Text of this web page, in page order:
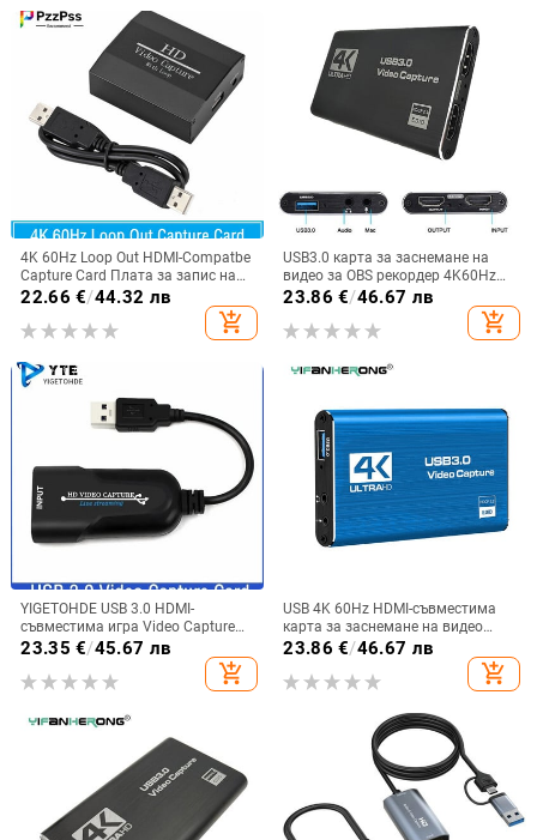
4K 60Hz Loop Out HDMI-Compatbe
Capture Card Плата за запис на
аудио и видео Поточно
предаване на живо USB 2.0
1080P Grabber за PS4 Game
22.66 €/44.32 лв
add_shopping_cart
USB3.0 карта за заснемане на
видео за OBS рекордер 4K60Hz
конвертор 30hz поддържа
проектор карта за заснемане
23.86 €/46.67 лв
add_shopping_cart
YIGETOHDE USB 3.0 HDMI-
съвместима игра Video Capture
Card 1080P Video Streaming
Adapter For PS4 Live Broadcasts
Video Recording
23.35 €/45.67 лв
add_shopping_cart
USB 4K 60Hz HDMI-съвместима
карта за заснемане на видео
1080P за плоча за запис на игри
Кутия за стрийминг на живо USB
3.0 Grabber за PS4 камера
23.86 €/46.67 лв
add_shopping_cart